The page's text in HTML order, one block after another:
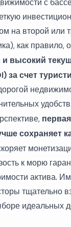
с
на второй или
как правило,
высокий
за счет
сохраняет
к морю
актива.
тщательно
идеальных